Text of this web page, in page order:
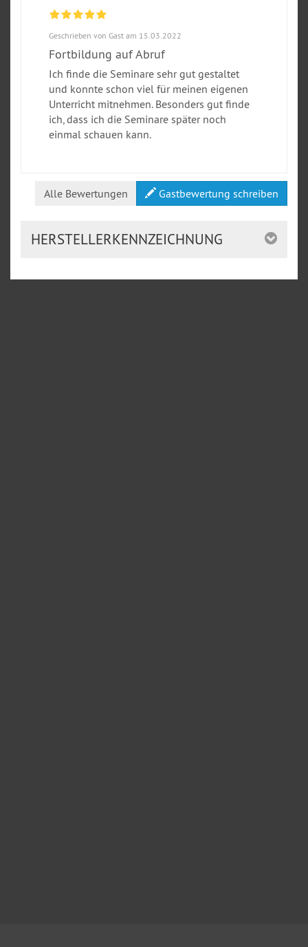
Geschrieben von Gast am 15.03.2022
Fortbildung auf Abruf
Ich finde die Seminare sehr gut gestaltet
und konnte schon viel für meinen eigenen
Unterricht mitnehmen. Besonders gut finde
ich, dass ich die Seminare später noch
einmal schauen kann.
Alle Bewertungen Gastbewertung schreiben
HERSTELLERKENNZEICHNUNG